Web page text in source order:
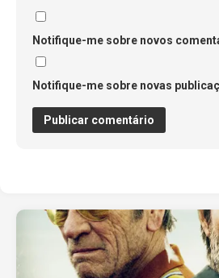
Notifique-me sobre novos
Notifique-me sobre novas